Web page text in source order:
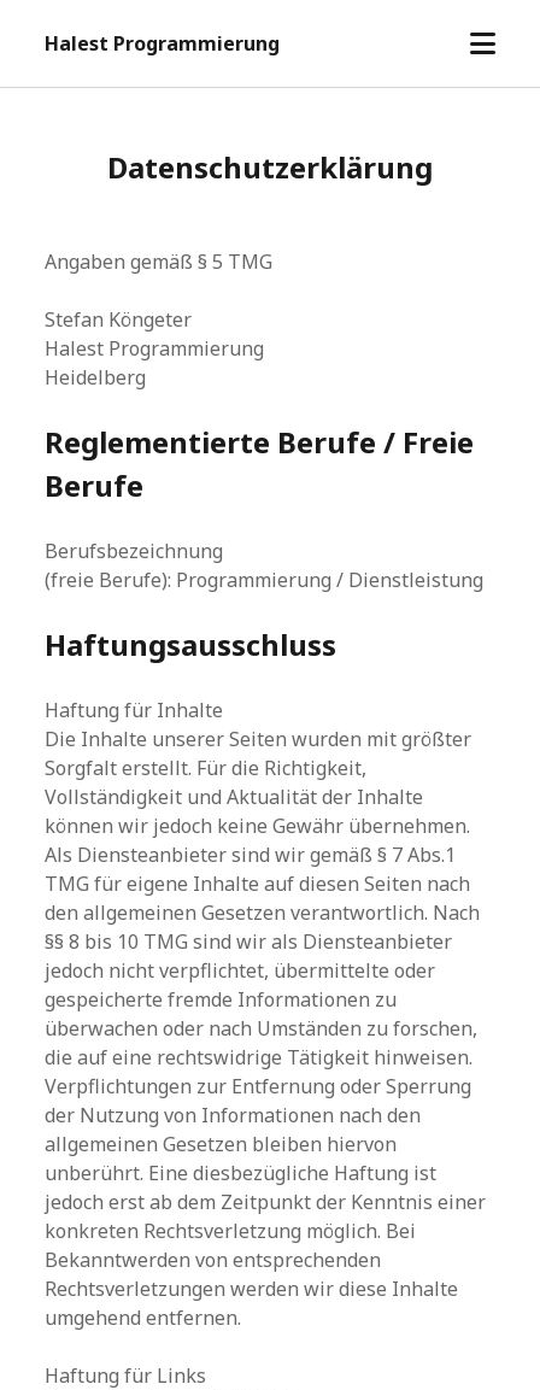
Halest Programmierung
Menü
Datenschutzerklärung
Angaben gemäß § 5 TMG
Stefan Köngeter
Halest Programmierung
Heidelberg
Reglementierte Berufe / Freie
Berufe
Berufsbezeichnung
(freie Berufe): Programmierung / Dienstleistung
Haftungsausschluss
Haftung für Inhalte
Die Inhalte unserer Seiten wurden mit größter
Sorgfalt erstellt. Für die Richtigkeit,
Vollständigkeit und Aktualität der Inhalte
können wir jedoch keine Gewähr übernehmen.
Als Diensteanbieter sind wir gemäß § 7 Abs.1
TMG für eigene Inhalte auf diesen Seiten nach
den allgemeinen Gesetzen verantwortlich. Nach
§§ 8 bis 10 TMG sind wir als Diensteanbieter
jedoch nicht verpflichtet, übermittelte oder
gespeicherte fremde Informationen zu
überwachen oder nach Umständen zu forschen,
die auf eine rechtswidrige Tätigkeit hinweisen.
Verpflichtungen zur Entfernung oder Sperrung
der Nutzung von Informationen nach den
allgemeinen Gesetzen bleiben hiervon
unberührt. Eine diesbezügliche Haftung ist
jedoch erst ab dem Zeitpunkt der Kenntnis einer
konkreten Rechtsverletzung möglich. Bei
Bekanntwerden von entsprechenden
Rechtsverletzungen werden wir diese Inhalte
umgehend entfernen.
Haftung für Links